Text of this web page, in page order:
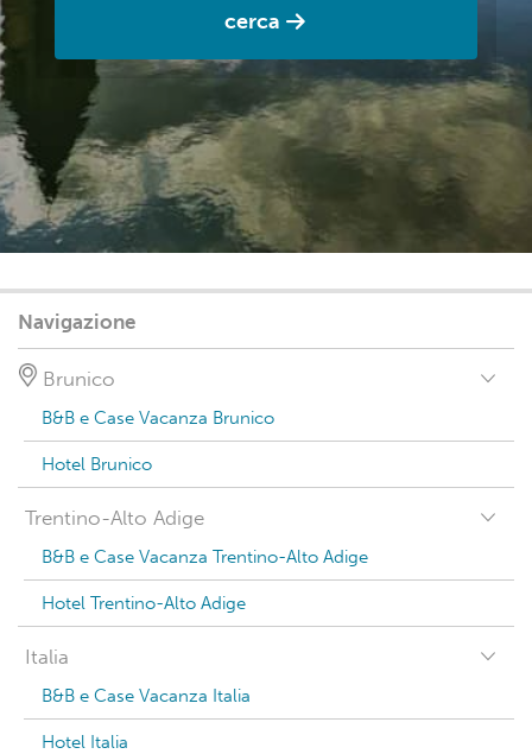
cerca
Navigazione
Brunico
B&B e Case Vacanza Brunico
Hotel Brunico
Trentino-Alto Adige
B&B e Case Vacanza Trentino-Alto Adige
Hotel Trentino-Alto Adige
Italia
B&B e Case Vacanza Italia
Hotel Italia